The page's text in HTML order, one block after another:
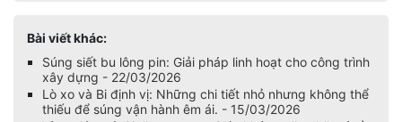
Bài viết khác:
Súng siết bu lông pin: Giải pháp linh hoạt cho công trình
xây dựng - 22/03/2026
Lò xo và Bi định vị: Những chi tiết nhỏ nhưng không thể
thiếu để súng vận hành êm ái. - 15/03/2026